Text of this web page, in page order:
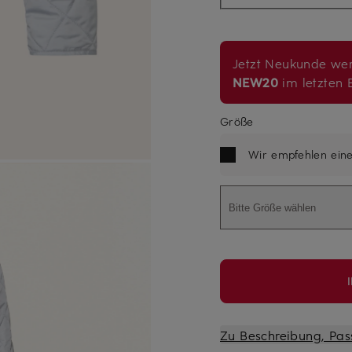
Jetzt Neukunde
NEW20 im letzten
Größe
Wir empfehlen
Bitte Größe wählen
Zu Beschreibung,